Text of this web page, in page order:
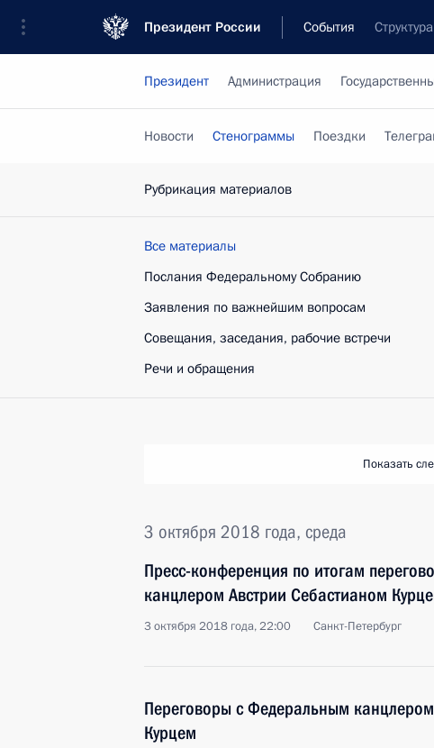
Президент России События Структура
Президент Администрация
Новости Стенограммы Поездки
Рубрикация материалов
Все материалы
Послания Федеральному Собранию
Заявления по важнейшим вопросам
Совещания, заседания, рабочие встречи
Речи и обращения
Показать
3 октября 2018 года, среда
Пресс-конференция по итогам
канцлером Австрии Себастианом
3 октября 2018 года, 22:00 Санкт-Петербург
Переговоры с Федеральным
Курцем